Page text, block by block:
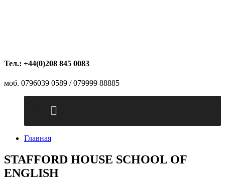
Тел.: +44(0)208 845 0083
моб. 0796039 0589 / 079999 88885
Главная
STAFFORD HOUSE SCHOOL OF
ENGLISH